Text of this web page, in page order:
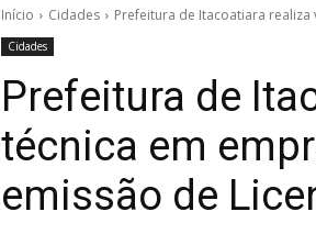
Início Cidades Prefeitura de Itacoatiara
Cidades
Prefeitura de
técnica em
emissão de